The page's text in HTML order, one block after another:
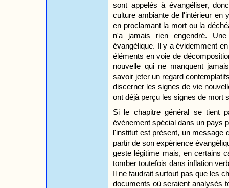
sont appelés à évangéliser,
culture ambiante de l'intérieur en
en proclamant la mort ou la
n'a jamais rien engendré.
évangélique. Il y a évidemment
éléments en voie de
nouvelle qui ne manquent
savoir jeter un regard
discerner les signes de vie
ont déjà perçu les signes de mort
Si le chapitre général se tient
événement spécial dans un pays
l'institut est présent, un message
partir de son expérience
geste légitime mais, en certains
tomber toutefois dans inflation
Il ne faudrait surtout pas que les
documents où seraient analysés